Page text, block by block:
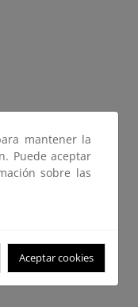
mantener la
Puede aceptar
sobre las
Aceptar cookies